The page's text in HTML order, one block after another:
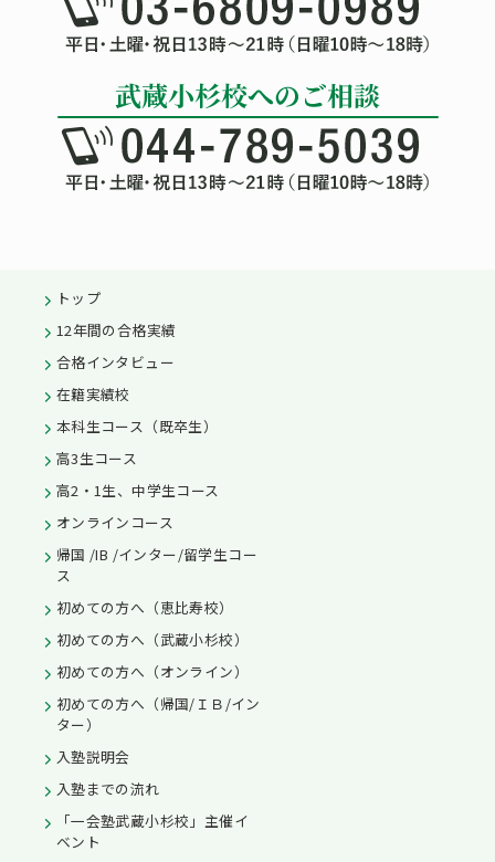
トップ
12年間の合格実績
合格インタビュー
在籍実績校
本科生コース（既卒生）
高3生コース
高2・1生、中学生コース
オンラインコース
帰国 /IB /インター/留学生コー
ス
初めての方へ（恵比寿校）
初めての方へ（武蔵小杉校）
初めての方へ（オンライン）
初めての方へ（帰国/ＩＢ/イン
ター）
入塾説明会
入塾までの流れ
「一会塾武蔵小杉校」主催イ
ベント